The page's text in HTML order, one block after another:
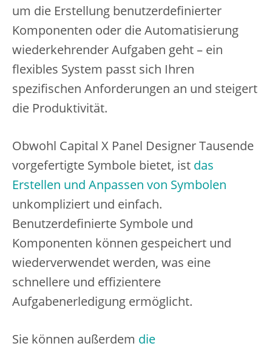
um die Erstellung benutzerdefinierter
Komponenten oder die Automatisierung
wiederkehrender Aufgaben geht – ein
flexibles System passt sich Ihren
spezifischen Anforderungen an und steigert
die Produktivität.
Obwohl Capital X Panel Designer Tausende
vorgefertigte Symbole bietet, ist das
Erstellen und Anpassen von Symbolen
unkompliziert und einfach.
Benutzerdefinierte Symbole und
Komponenten können gespeichert und
wiederverwendet werden, was eine
schnellere und effizientere
Aufgabenerledigung ermöglicht.
Sie können außerdem die